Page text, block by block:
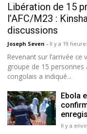
Libération de 15
l’AFC/M23 :
discussions
Joseph Seven - Il y a 19
Revenant sur l’arrivée ce
groupe de 15 personnes
congolais a indiqué...
Ebola
Il y a